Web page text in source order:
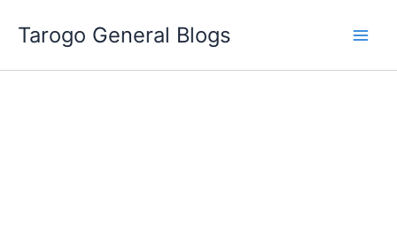
要
Tarogo General Blogs